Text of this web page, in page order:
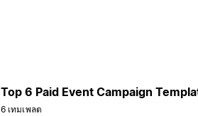
Top 6 Paid Event Campaign
6 เทมเพลต